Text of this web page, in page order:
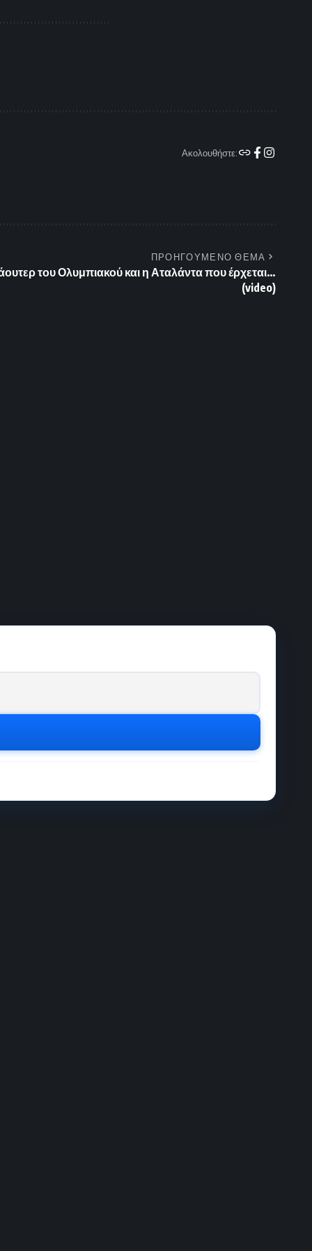
Ακολουθήστε:
ΠΡΟΗΓΟΥΜΕΝΟ ΘΕΜΑ
του Ολυμπιακού και η Αταλάντα που έρχεται…
(video)